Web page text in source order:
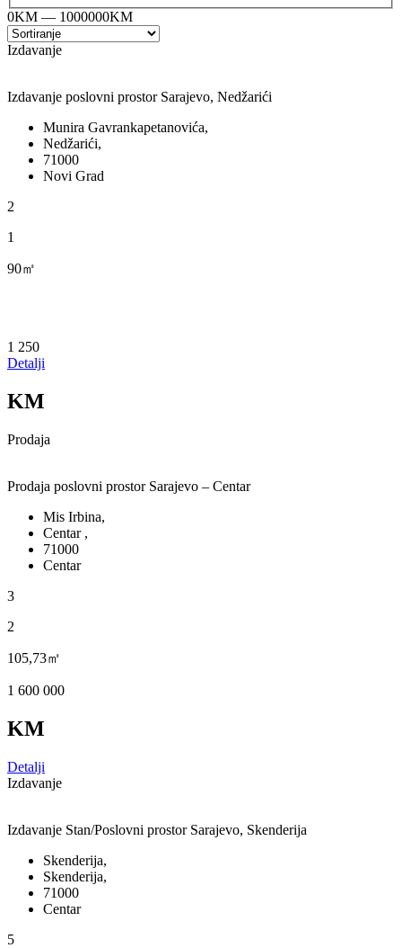
0KM — 1000000KM
Izdavanje
Izdavanje poslovni prostor Sarajevo, Nedžarići
Munira Gavrankapetanovića,
Nedžarići,
71000
Novi Grad
2
1
90㎡
1 250
Detalji
KM
Prodaja
Prodaja poslovni prostor Sarajevo – Centar
Mis Irbina,
Centar ,
71000
Centar
3
2
105,73㎡
1 600 000
KM
Detalji
Izdavanje
Izdavanje Stan/Poslovni prostor Sarajevo, Skenderija
Skenderija,
Skenderija,
71000
Centar
5